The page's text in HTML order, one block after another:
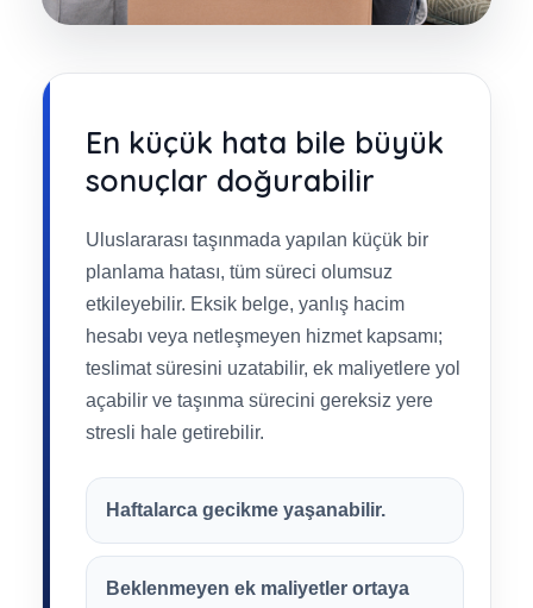
En küçük hata bile büyük
sonuçlar doğurabilir
Uluslararası taşınmada yapılan küçük bir
planlama hatası, tüm süreci olumsuz
etkileyebilir. Eksik belge, yanlış hacim
hesabı veya netleşmeyen hizmet kapsamı;
teslimat süresini uzatabilir, ek maliyetlere yol
açabilir ve taşınma sürecini gereksiz yere
stresli hale getirebilir.
Haftalarca gecikme yaşanabilir.
Beklenmeyen ek maliyetler ortaya